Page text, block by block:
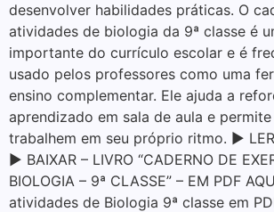
desenvolver habilidades práticas. O
atividades de biologia da 9ª classe é
importante do currículo escolar e é
usado pelos professores como uma
ensino complementar. Ele ajuda a
aprendizado em sala de aula e
trabalhem em seu próprio ritmo. ▶ LER
▶ BAIXAR – LIVRO “CADERNO DE
BIOLOGIA – 9ª CLASSE” – EM PDF
atividades de Biologia 9ª classe em